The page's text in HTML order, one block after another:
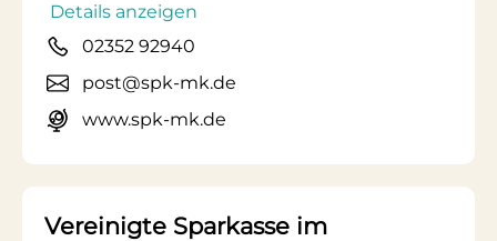
Details anzeigen
02352 92940
post@spk-mk.de
www.spk-mk.de
Vereinigte Sparkasse im